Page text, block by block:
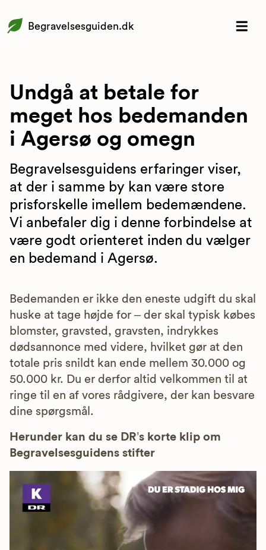
Begravelsesguiden.dk
Undgå at betale for
meget hos bedemanden
i Agersø og omegn
Begravelsesguidens erfaringer viser,
at der i samme by kan være store
prisforskelle imellem bedemændene.
Vi anbefaler dig i denne forbindelse at
være godt orienteret inden du vælger
en bedemand i Agersø.
Bedemanden er ikke den eneste udgift du skal
huske at tage højde for – der skal typisk købes
blomster, gravsted, gravsten, indrykkes
dødsannonce med videre, hvilket gør at den
totale pris snildt kan ende mellem 30.000 og
50.000 kr. Du er derfor altid velkommen til at
ringe til en af vores rådgivere, der kan besvare
dine spørgsmål.
Herunder kan du se DR’s korte klip om
Begravelsesguidens stifter